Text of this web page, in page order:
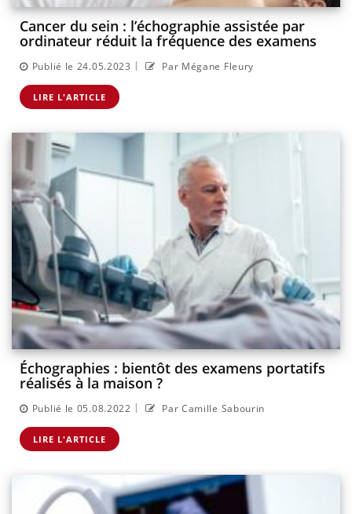
Cancer du sein : l’échographie assistée par
ordinateur réduit la fréquence des examens
Publié le 24.05.2023 | Par Mégane Fleury
LIRE L'ARTICLE
Échographies : bientôt des examens portatifs
réalisés à la maison ?
Publié le 05.08.2022 | Par Camille Sabourin
LIRE L'ARTICLE